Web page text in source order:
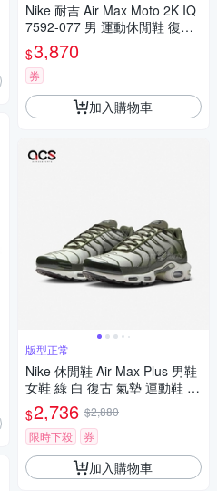
Nike 耐吉 Air Max Moto 2K IQ
7592-077 男 運動休閒鞋 復古
鞋 緩震 奶油底 銀灰
$3,870
券
加入購物車
版型正常
Nike 休閒鞋 Air Max Plus 男鞋
女鞋 綠 白 復古 氣墊 運動鞋 D
M0032-300
$2,736 $2,880
限時下殺
券
加入購物車